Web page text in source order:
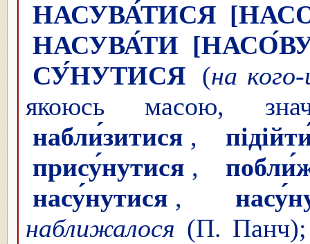
НАСУВА́ТИСЯ
НАСУВА́ТИ
СУ́НУТИСЯ (на
якоюсь масою,
набли́зитися ,
прису́нутися ,
насу́нутися ,
наближалося (П.